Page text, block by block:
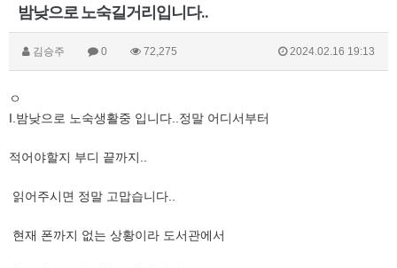
밤낮으로 노숙길거리입니다..
김승주 0 72,275 2024.02.16 19:13
ㅇ
I.밤낮으로 노숙생활중 입니다..정말 어디서부터
​적어야할지 부디 끝까지..
​ 읽어주시면 정말 고맙습니다..
​ 현재 폰까지 없는 상황이라 도서관에서